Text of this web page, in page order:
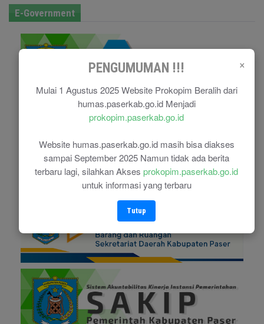
×
PENGUMUMAN !!!
Mulai 1 Agustus 2025 Website Prokopim Beralih dari
humas.paserkab.go.id Menjadi
prokopim.paserkab.go.id
Website humas.paserkab.go.id masih bisa diakses
sampai September 2025 Namun tidak ada berita
terbaru lagi, silahkan Akses prokopim.paserkab.go.id
untuk informasi yang terbaru
Tutup
E-Government